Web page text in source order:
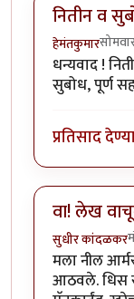
नितीन व
हेमंतकुमार
धन्यवाद !
सुबोध, पूर्ण
प्रतिसाद
वा! लेख
सुधीर कांदळकर
मला नील
आठवले. धिस